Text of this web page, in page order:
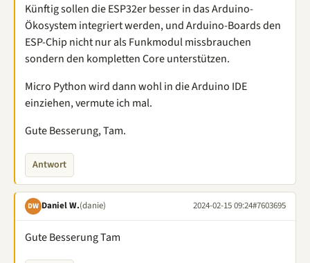
Künftig sollen die ESP32er besser in das Arduino-
Ökosystem integriert werden, und Arduino-Boards den
ESP-Chip nicht nur als Funkmodul missbrauchen
sondern den kompletten Core unterstützen.
Micro Python wird dann wohl in die Arduino IDE
einziehen, vermute ich mal.
Gute Besserung, Tam.
Antwort
DW Daniel W.(danie) 2024-02-15 09:24#7603695
Gute Besserung Tam